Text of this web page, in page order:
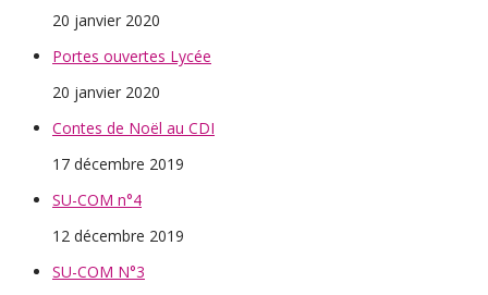
20 janvier 2020
Portes ouvertes Lycée
20 janvier 2020
Contes de Noël au CDI
17 décembre 2019
SU-COM n°4
12 décembre 2019
SU-COM N°3